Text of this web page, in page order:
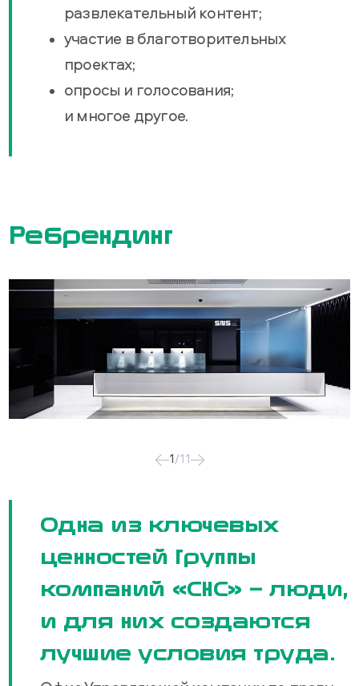
развлекательный контент;
участие в благотворительных
проектах;
опросы и голосования;
и многое другое.
Ребрендинг
1/11
Одна из ключевых
ценностей Группы
компаний «СНС» — люди,
и для них создаются
лучшие условия труда.